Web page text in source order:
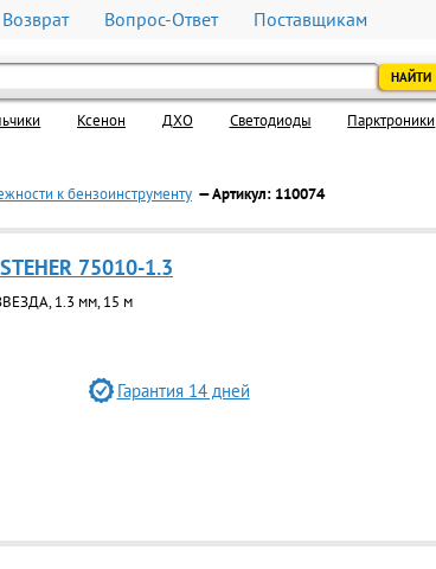
Возврат Вопрос-Ответ Поставщикам
Ксенон ДХО Светодиоды Парктроники
к бензоинструменту — Артикул: 110074
75010-1.3
1.3 мм, 15 м
Гарантия 14 дней